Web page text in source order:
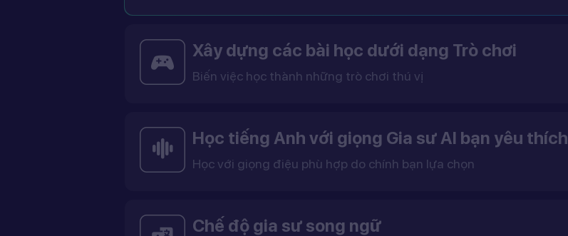
Xây dựng các bài học dưới dạng Trò chơi
Biến việc học thành những trò chơi thú vị
Học tiếng Anh với giọng Gia sư AI bạn yêu thích
Học với giọng điệu phù hợp do chính bạn lựa chọn
Chế độ gia sư song ngữ